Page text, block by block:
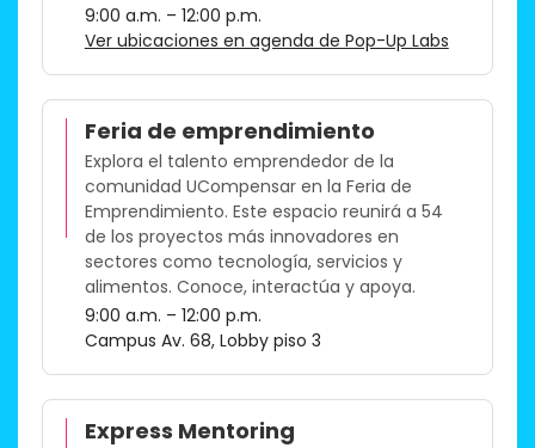
9:00 a.m. – 12:00 p.m.
Ver ubicaciones en agenda de Pop-Up Labs
Feria de emprendimiento
Explora el talento emprendedor de la
comunidad UCompensar en la Feria de
Emprendimiento. Este espacio reunirá a 54
de los proyectos más innovadores en
sectores como tecnología, servicios y
alimentos. Conoce, interactúa y apoya.​
9:00 a.m. – 12:00 p.m.
Campus Av. 68, Lobby piso 3
Express Mentoring